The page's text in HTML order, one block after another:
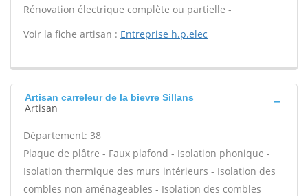
Rénovation électrique complète ou partielle -
Voir la fiche artisan : Entreprise h.p.elec
Artisan carreleur de la bievre Sillans
Artisan
Département: 38
Plaque de plâtre - Faux plafond - Isolation phonique -
Isolation thermique des murs intérieurs - Isolation des
combles non aménageables - Isolation des combles